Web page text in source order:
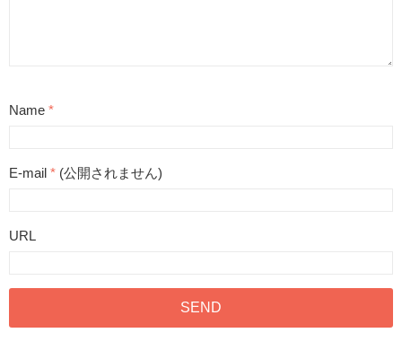
Name *
E-mail * (公開されません)
URL